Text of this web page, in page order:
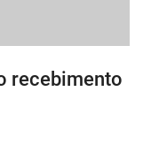
recebimento